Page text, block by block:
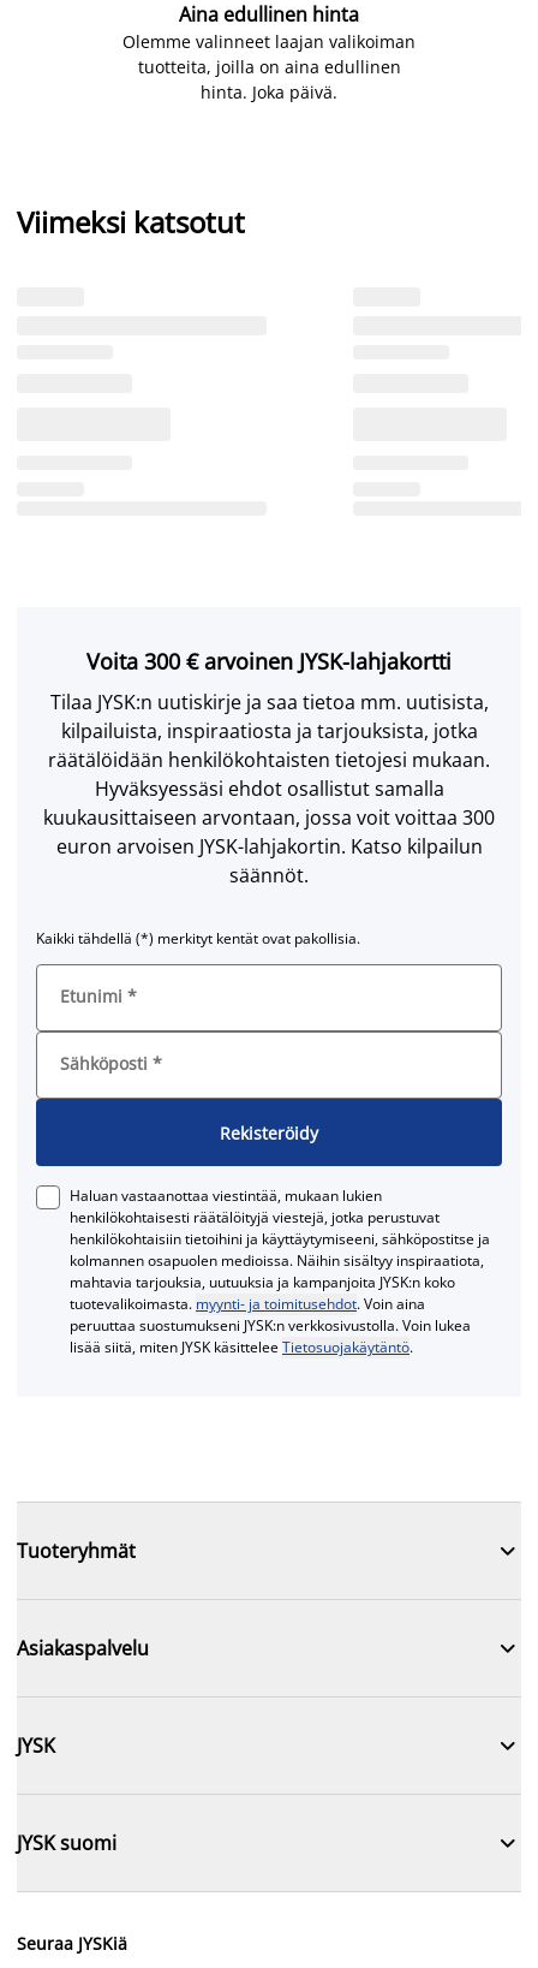
Aina edullinen hinta
Olemme valinneet laajan valikoiman
tuotteita, joilla on aina edullinen
hinta. Joka päivä.
Viimeksi katsotut
Voita 300 € arvoinen JYSK-lahjakortti
Tilaa JYSK:n uutiskirje ja saa tietoa mm. uutisista,
kilpailuista, inspiraatiosta ja tarjouksista, jotka
räätälöidään henkilökohtaisten tietojesi mukaan.
Hyväksyessäsi ehdot osallistut samalla
kuukausittaiseen arvontaan, jossa voit voittaa 300
euron arvoisen JYSK-lahjakortin. Katso kilpailun
säännöt.
Kaikki tähdellä (*) merkityt kentät ovat pakollisia.
Etunimi *
Sähköposti *
Rekisteröidy
Haluan vastaanottaa viestintää, mukaan lukien
henkilökohtaisesti räätälöityjä viestejä, jotka perustuvat
henkilökohtaisiin tietoihini ja käyttäytymiseeni, sähköpostitse ja
kolmannen osapuolen medioissa. Näihin sisältyy inspiraatiota,
mahtavia tarjouksia, uutuuksia ja kampanjoita JYSK:n koko
tuotevalikoimasta. myynti- ja toimitusehdot. Voin aina
peruuttaa suostumukseni JYSK:n verkkosivustolla. Voin lukea
lisää siitä, miten JYSK käsitteleeTietosuojakäytäntö.
Tuoteryhmät 
Asiakaspalvelu 
JYSK 
JYSK suomi 
Seuraa JYSKiä